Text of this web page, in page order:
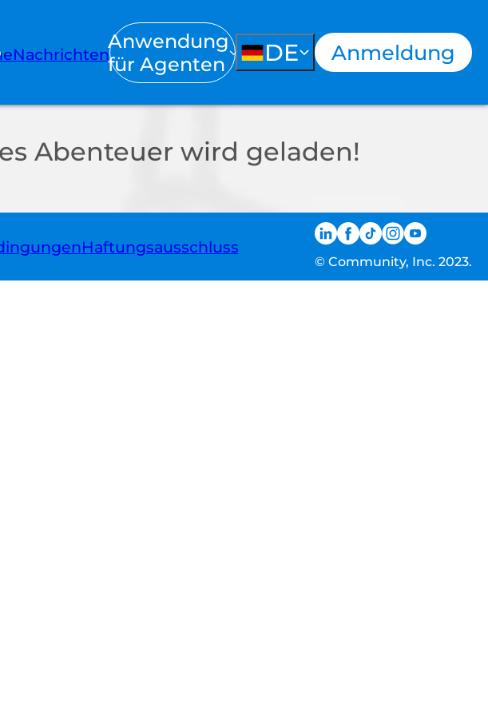
Nachrichten
Anwendung
für Agenten
DE Anmeldung
Abenteuer wird geladen!
Haftungsausschluss
© Community, Inc. 2023.